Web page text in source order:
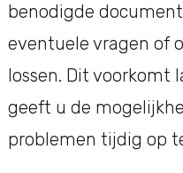
benodigde
eventuele vragen of
lossen. Dit voorkomt
geeft u de
problemen tijdig op